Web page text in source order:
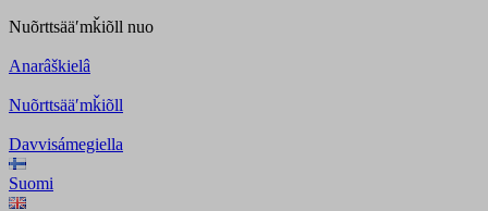
Nuõrttsääʹmǩiõll nuo
Anarâškielâ
Nuõrttsääʹmǩiõll
Davvisámegiella
Suomi